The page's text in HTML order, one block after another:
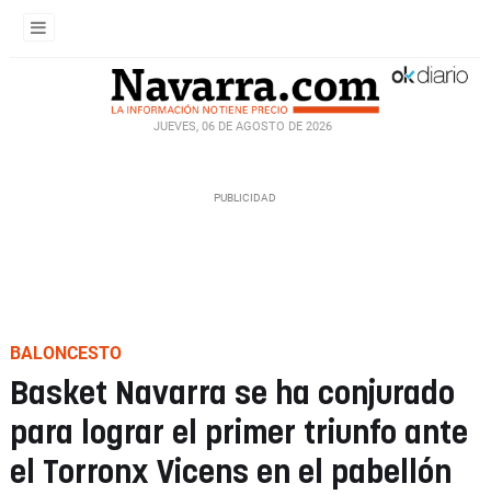
JUEVES, 06 DE AGOSTO DE 2026
BALONCESTO
Basket Navarra se ha conjurado
para lograr el primer triunfo ante
el Torronx Vicens en el pabellón